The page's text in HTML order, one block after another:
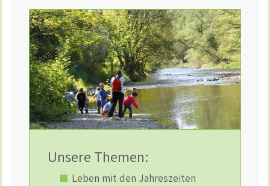
Unsere Themen:
Leben mit den Jahreszeiten